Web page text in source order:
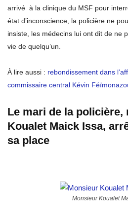
arrivé à la clinique du MSF pour
état d’inconscience, la policière ne
insiste, les médecins lui ont dit de ne
vie de quelqu’un.
À lire aussi : rebondissement dans
commissaire central Kévin
Le mari de la policière,
Koualet Maick Issa,
sa place
Monsieur Koualet